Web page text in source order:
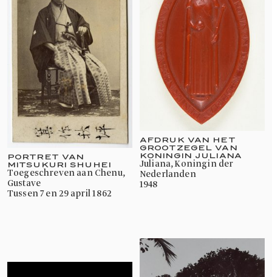
PORTRET VAN
MITSUKURI SHUHEI
toegeschreven aan Chenu,
Gustave
tussen 7 en 29 april 1862
AFDRUK VAN HET
GROOTZEGEL VAN
KONINGIN JULIANA
Juliana, Koningin der
Nederlanden
1948